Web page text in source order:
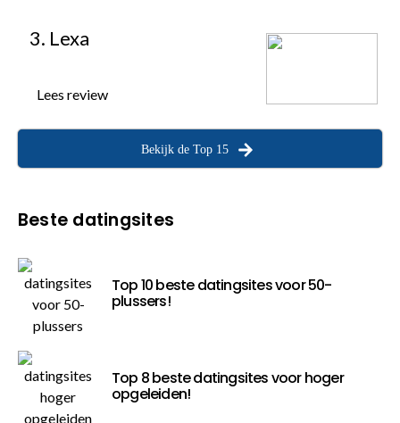
3. Lexa
Lees review
Bekijk de Top 15
Beste datingsites
Top 10 beste datingsites voor 50-
plussers!
Top 8 beste datingsites voor hoger
opgeleiden!